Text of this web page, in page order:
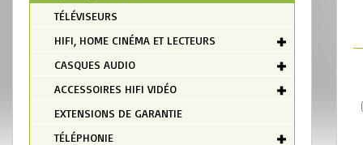
TÉLÉVISEURS
HIFI, HOME CINÉMA ET LECTEURS
CASQUES AUDIO
ACCESSOIRES HIFI VIDÉO
EXTENSIONS DE GARANTIE
TÉLÉPHONIE